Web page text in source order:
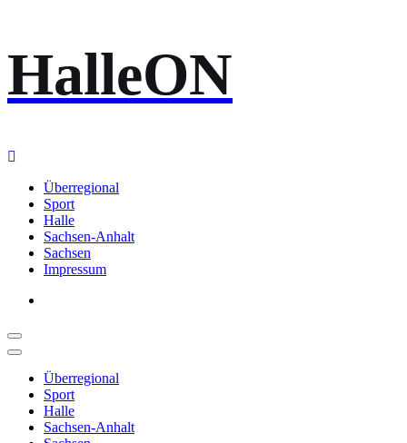
Inhalt
springen
HalleON
Überregional
Sport
Halle
Sachsen-Anhalt
Sachsen
Impressum
Überregional
Sport
Halle
Sachsen-Anhalt